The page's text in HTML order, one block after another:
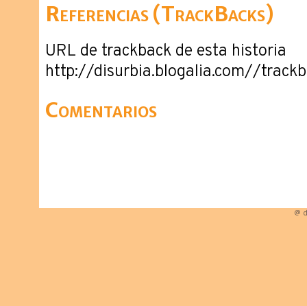
Referencias (TrackBacks)
URL de trackback de esta historia
http://disurbia.blogalia.com//
Comentarios
@